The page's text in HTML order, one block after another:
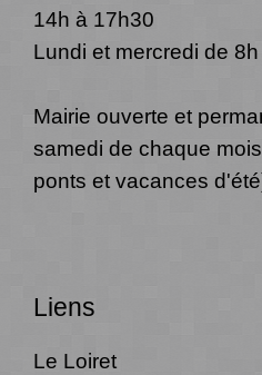
14h à 17h30
Lundi et mercredi de
Mairie ouverte et
samedi de chaque
ponts et vacances
Liens
Le Loiret